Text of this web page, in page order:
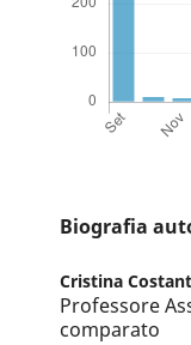
Biografia
Cristina
Professore
comparato